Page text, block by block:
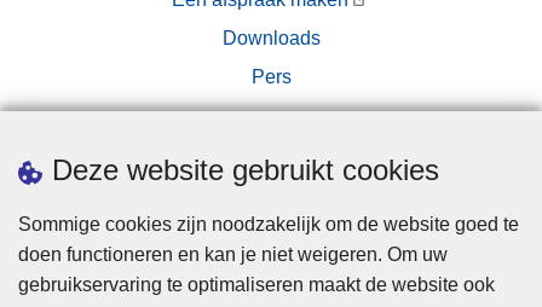
Deze website gebruikt cookies
Sommige cookies zijn noodzakelijk om de website goed te
doen functioneren en kan je niet weigeren. Om uw
gebruikservaring te optimaliseren maakt de website ook
Downloads
Pers
Disclaimer